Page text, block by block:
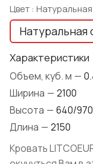
Цвет :
Натуральная
Характеристики
Объем, куб. м —
Ширина — 2100
Высота — 640/970
Длина — 2150
Кровать